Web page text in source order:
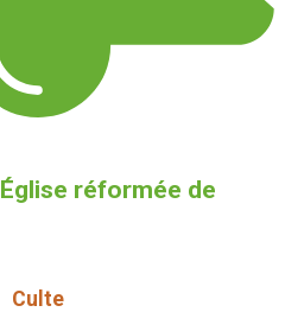
Église réformée de
Culte